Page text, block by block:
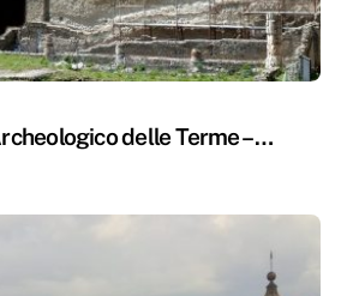
delle Terme – …